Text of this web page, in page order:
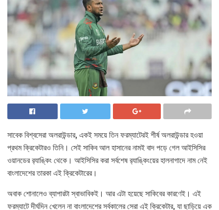
সাবেক বিশ্বসেরা অলরাউন্ডার, একই সময়ে তিন ফরম্যাটেরই শীর্ষ অলরাউন্ডার হওয়া
প্রথম ক্রিকেটারও তিনি। সেই সাকিব আল হাসানের নামই বাদ পড়ে গেল আইসিসির
ওয়ানডের র‌্যাঙ্কিং থেকে। আইসিসির করা সর্বশেষ র‌্যাঙ্কিংয়ের হালনাগাদে নাম নেই
বাংলাদেশের তারকা এই ক্রিকেটারের।
অবাক শোনালেও ব্যাপারটা স্বাভাবিকই। আর এটা হয়েছে সাকিবের কারণেই। এই
ফরম্যাটে দীর্ঘদিন খেলেন না বাংলাদেশের সর্বকালের সেরা এই ক্রিকেটার, যা ছাড়িয়ে এক